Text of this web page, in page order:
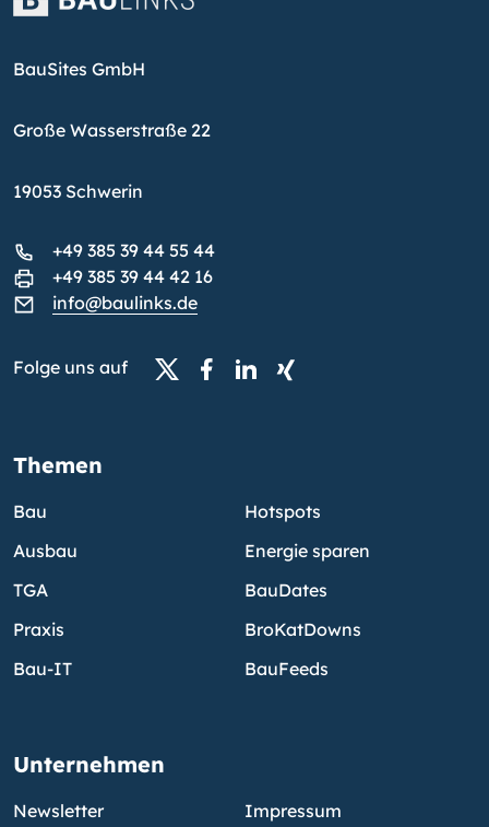
BauSites GmbH
Große Wasserstraße 22
19053 Schwerin
+49 385 39 44 55 44
+49 385 39 44 42 16
info@baulinks.de
Folge uns auf
Themen
Bau
Ausbau
TGA
Praxis
Bau-IT
Hotspots
Energie sparen
BauDates
BroKatDowns
BauFeeds
Unternehmen
Newsletter Impressum